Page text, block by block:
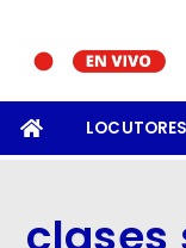
LOCUTORES